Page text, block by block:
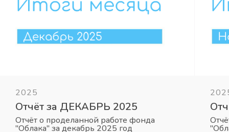
2025
Отчёт за ДЕКАБРЬ 2025
Отчёт о проделанной работе фонда
"Облака" за декабрь 2025 год